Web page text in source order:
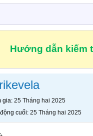
Hướng dẫn kiếm
gia 25 Tháng hai 2025
cuối 25 Tháng hai 2025